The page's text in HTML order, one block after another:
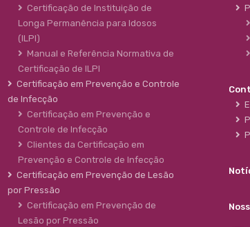
Certificação de Instituição de
Longa Permanência para Idosos
(ILPI)
Manual e Referência Normativa de
Certificação de ILPI
Certificação em Prevenção e Controle
de Infecção
Certificação em Prevenção e
Controle de Infecção
Clientes da Certificação em
Prevenção e Controle de Infecção
Certificação em Prevenção de Lesão
por Pressão
Certificação em Prevenção de
Lesão por Pressão